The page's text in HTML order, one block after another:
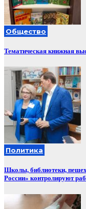
Общество
Тематическая книжная
Политика
Школы, библиотеки,
России» контролируют